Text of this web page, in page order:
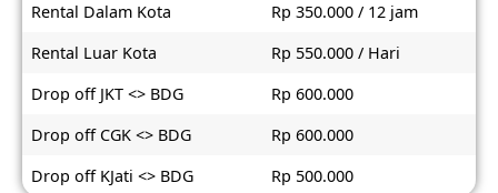
Rental Dalam Kota
Rp 350.000 / 12 jam
Rental Luar Kota
Rp 550.000 / Hari
Drop off JKT <> BDG
Rp 600.000
Drop off CGK <> BDG
Rp 600.000
Drop off KJati <> BDG
Rp 500.000